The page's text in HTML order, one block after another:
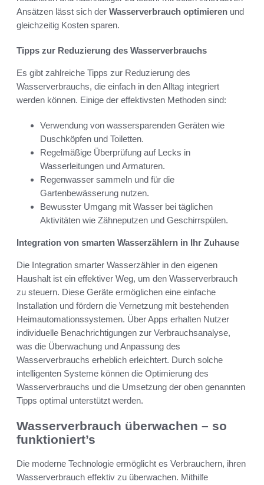
Ansätzen lässt sich der Wasserverbrauch optimieren und
gleichzeitig Kosten sparen.
Tipps zur Reduzierung des Wasserverbrauchs
Es gibt zahlreiche Tipps zur Reduzierung des
Wasserverbrauchs, die einfach in den Alltag integriert
werden können. Einige der effektivsten Methoden sind:
Verwendung von wassersparenden Geräten wie
Duschköpfen und Toiletten.
Regelmäßige Überprüfung auf Lecks in
Wasserleitungen und Armaturen.
Regenwasser sammeln und für die
Gartenbewässerung nutzen.
Bewusster Umgang mit Wasser bei täglichen
Aktivitäten wie Zähneputzen und Geschirrspülen.
Integration von smarten Wasserzählern in Ihr Zuhause
Die Integration smarter Wasserzähler in den eigenen
Haushalt ist ein effektiver Weg, um den Wasserverbrauch
zu steuern. Diese Geräte ermöglichen eine einfache
Installation und fördern die Vernetzung mit bestehenden
Heimautomationssystemen. Über Apps erhalten Nutzer
individuelle Benachrichtigungen zur Verbrauchsanalyse,
was die Überwachung und Anpassung des
Wasserverbrauchs erheblich erleichtert. Durch solche
intelligenten Systeme können die Optimierung des
Wasserverbrauchs und die Umsetzung der oben genannten
Tipps optimal unterstützt werden.
Wasserverbrauch überwachen – so
funktioniert’s
Die moderne Technologie ermöglicht es Verbrauchern, ihren
Wasserverbrauch effektiv zu überwachen. Mithilfe